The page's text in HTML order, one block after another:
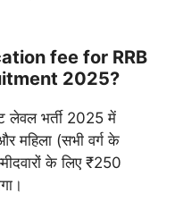
fee for RRB
2025?
लेवल भर्ती 2025 में
महिला (सभी वर्ग के
के लिए ₹250